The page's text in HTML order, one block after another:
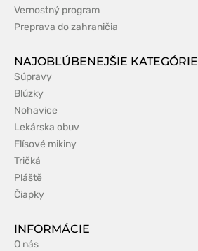
Vernostný program
Preprava do zahraničia
NAJOBĽÚBENEJŠIE KATEGÓRIE
Súpravy
Blúzky
Nohavice
Lekárska obuv
Flísové mikiny
Tričká
Pláště
Čiapky
INFORMÁCIE
O nás